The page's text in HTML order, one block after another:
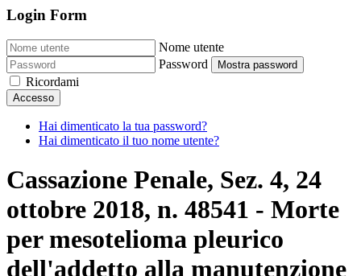
Login Form
Nome utente
Password
Mostra password
Ricordami
Accesso
Hai dimenticato la tua password?
Hai dimenticato il tuo nome utente?
Cassazione Penale, Sez. 4, 24
ottobre 2018, n. 48541 - Morte
per mesotelioma pleurico
dell'addetto alla manutenzione